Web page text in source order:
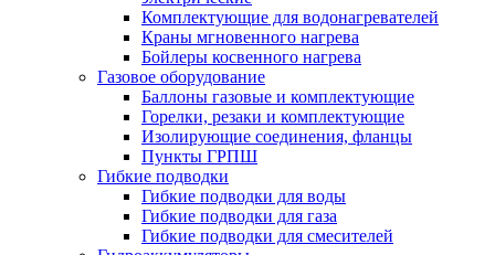
Комплектующие для водонагревателей
Краны мгновенного нагрева
Бойлеры косвенного нагрева
Газовое оборудование
Баллоны газовые и комплектующие
Горелки, резаки и комплектующие
Изолирующие соединения, фланцы
Пункты ГРПШ
Гибкие подводки
Гибкие подводки для воды
Гибкие подводки для газа
Гибкие подводки для смесителей